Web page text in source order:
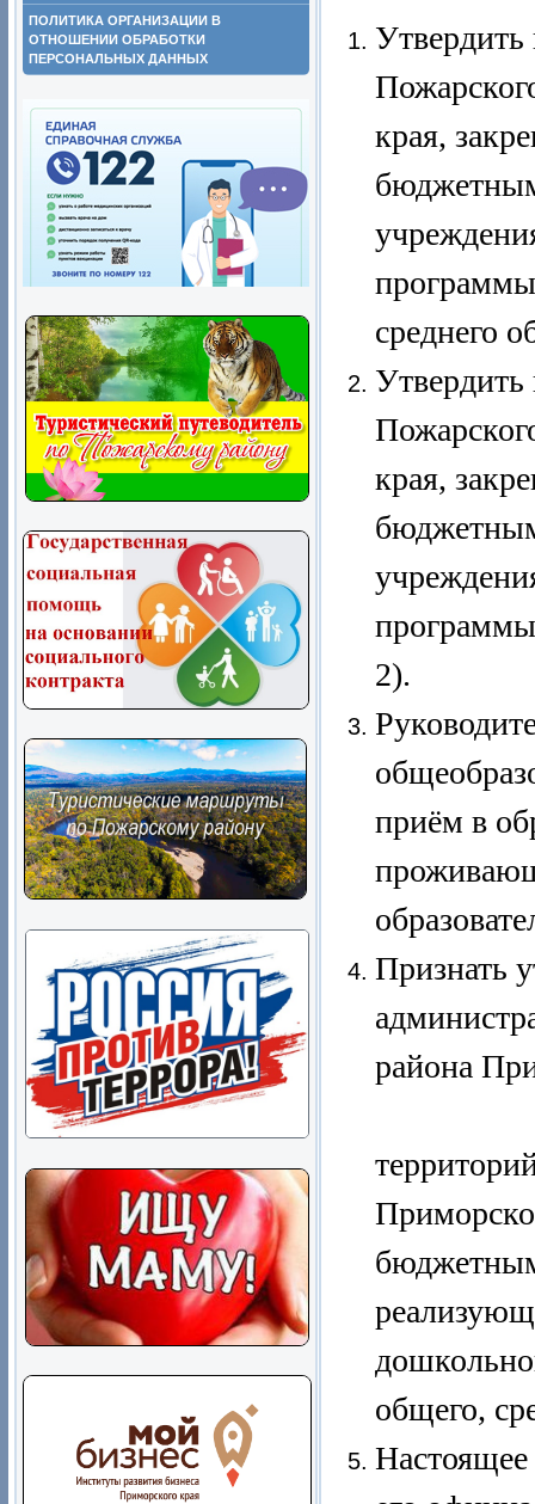
ПОЛИТИКА ОРГАНИЗАЦИИ В
ОТНОШЕНИИ ОБРАБОТКИ
ПЕРСОНАЛЬНЫХ ДАННЫХ
края,
среднего
Утвердить
края,
2).
приём в
Признать
района
общего,
Настоящее